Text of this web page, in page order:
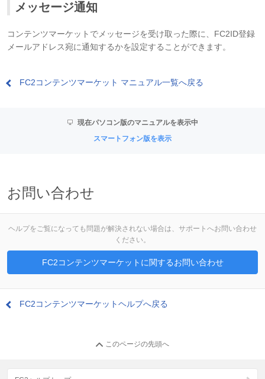
メッセージ通知
コンテンツマーケットでメッセージを受け取った際に、FC2ID登録
メールアドレス宛に通知するかを設定することができます。
FC2コンテンツマーケット マニュアル一覧へ戻る
現在パソコン版のマニュアルを表示中
スマートフォン版を表示
お問い合わせ
ヘルプをご覧になっても問題が解決されない場合は、サポートへお問い合わせ
ください。
FC2コンテンツマーケットに関するお問い合わせ
FC2コンテンツマーケットヘルプへ戻る
このページの先頭へ